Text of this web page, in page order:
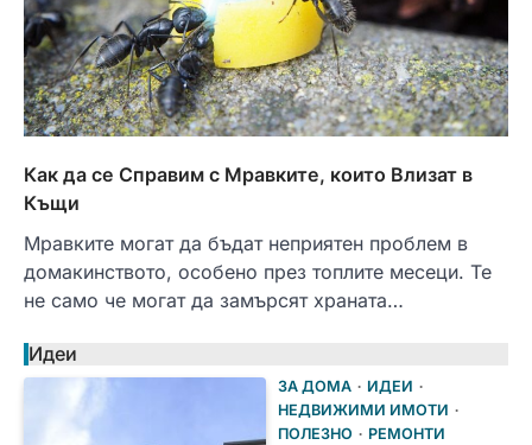
Как да се Справим с Мравките, които Влизат в
Къщи
Мравките могат да бъдат неприятен проблем в
домакинството, особено през топлите месеци. Те
не само че могат да замърсят храната…
Идеи
ЗА ДОМА
ИДЕИ
НЕДВИЖИМИ ИМОТИ
ПОЛЕЗНО
РЕМОНТИ